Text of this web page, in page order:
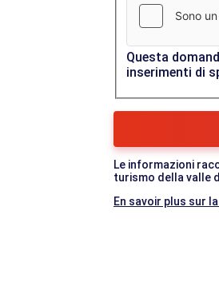
Questa
Le informazioni
turismo della valle
En savoir plus sur